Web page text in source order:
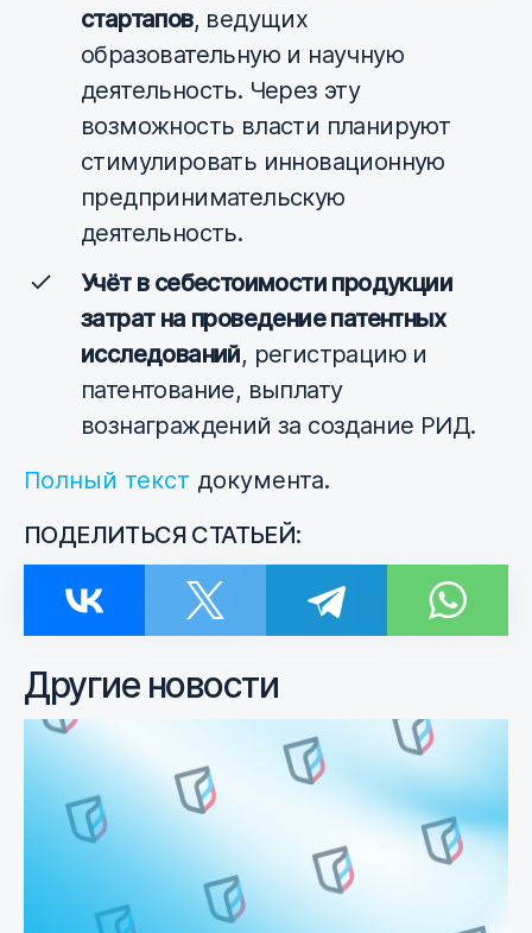
стартапов, ведущих
образовательную и научную
деятельность. Через эту
возможность власти планируют
стимулировать инновационную
предпринимательскую
деятельность.
Учёт в себестоимости продукции
затрат на проведение патентных
исследований, регистрацию и
патентование, выплату
вознаграждений за создание РИД.
Полный текст документа.
ПОДЕЛИТЬСЯ СТАТЬЕЙ:
Другие новости